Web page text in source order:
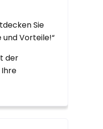
Sie
Vorteile!“
der